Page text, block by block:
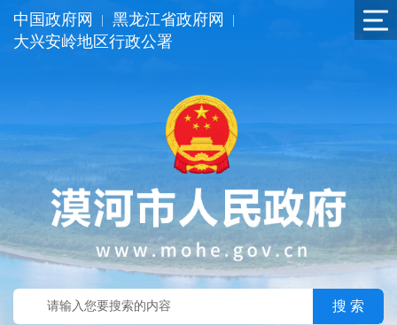
中国政府网 黑龙江省政府网
大兴安岭地区行政公署
搜 索